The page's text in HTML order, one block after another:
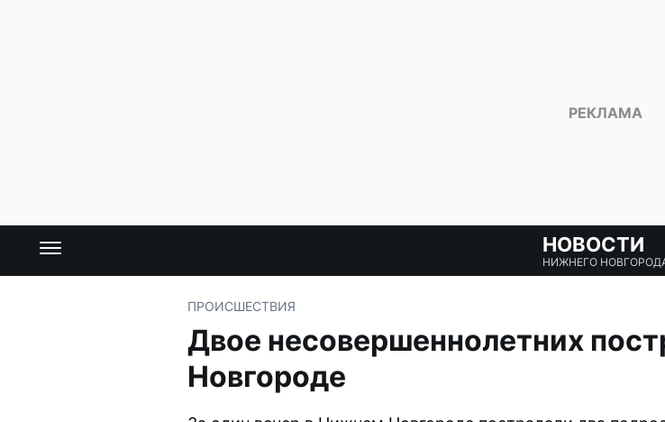
НОВОСТИ
НИЖНЕГО
ПРОИСШЕСТВИЯ
Двое несовершеннолетних
Новгороде